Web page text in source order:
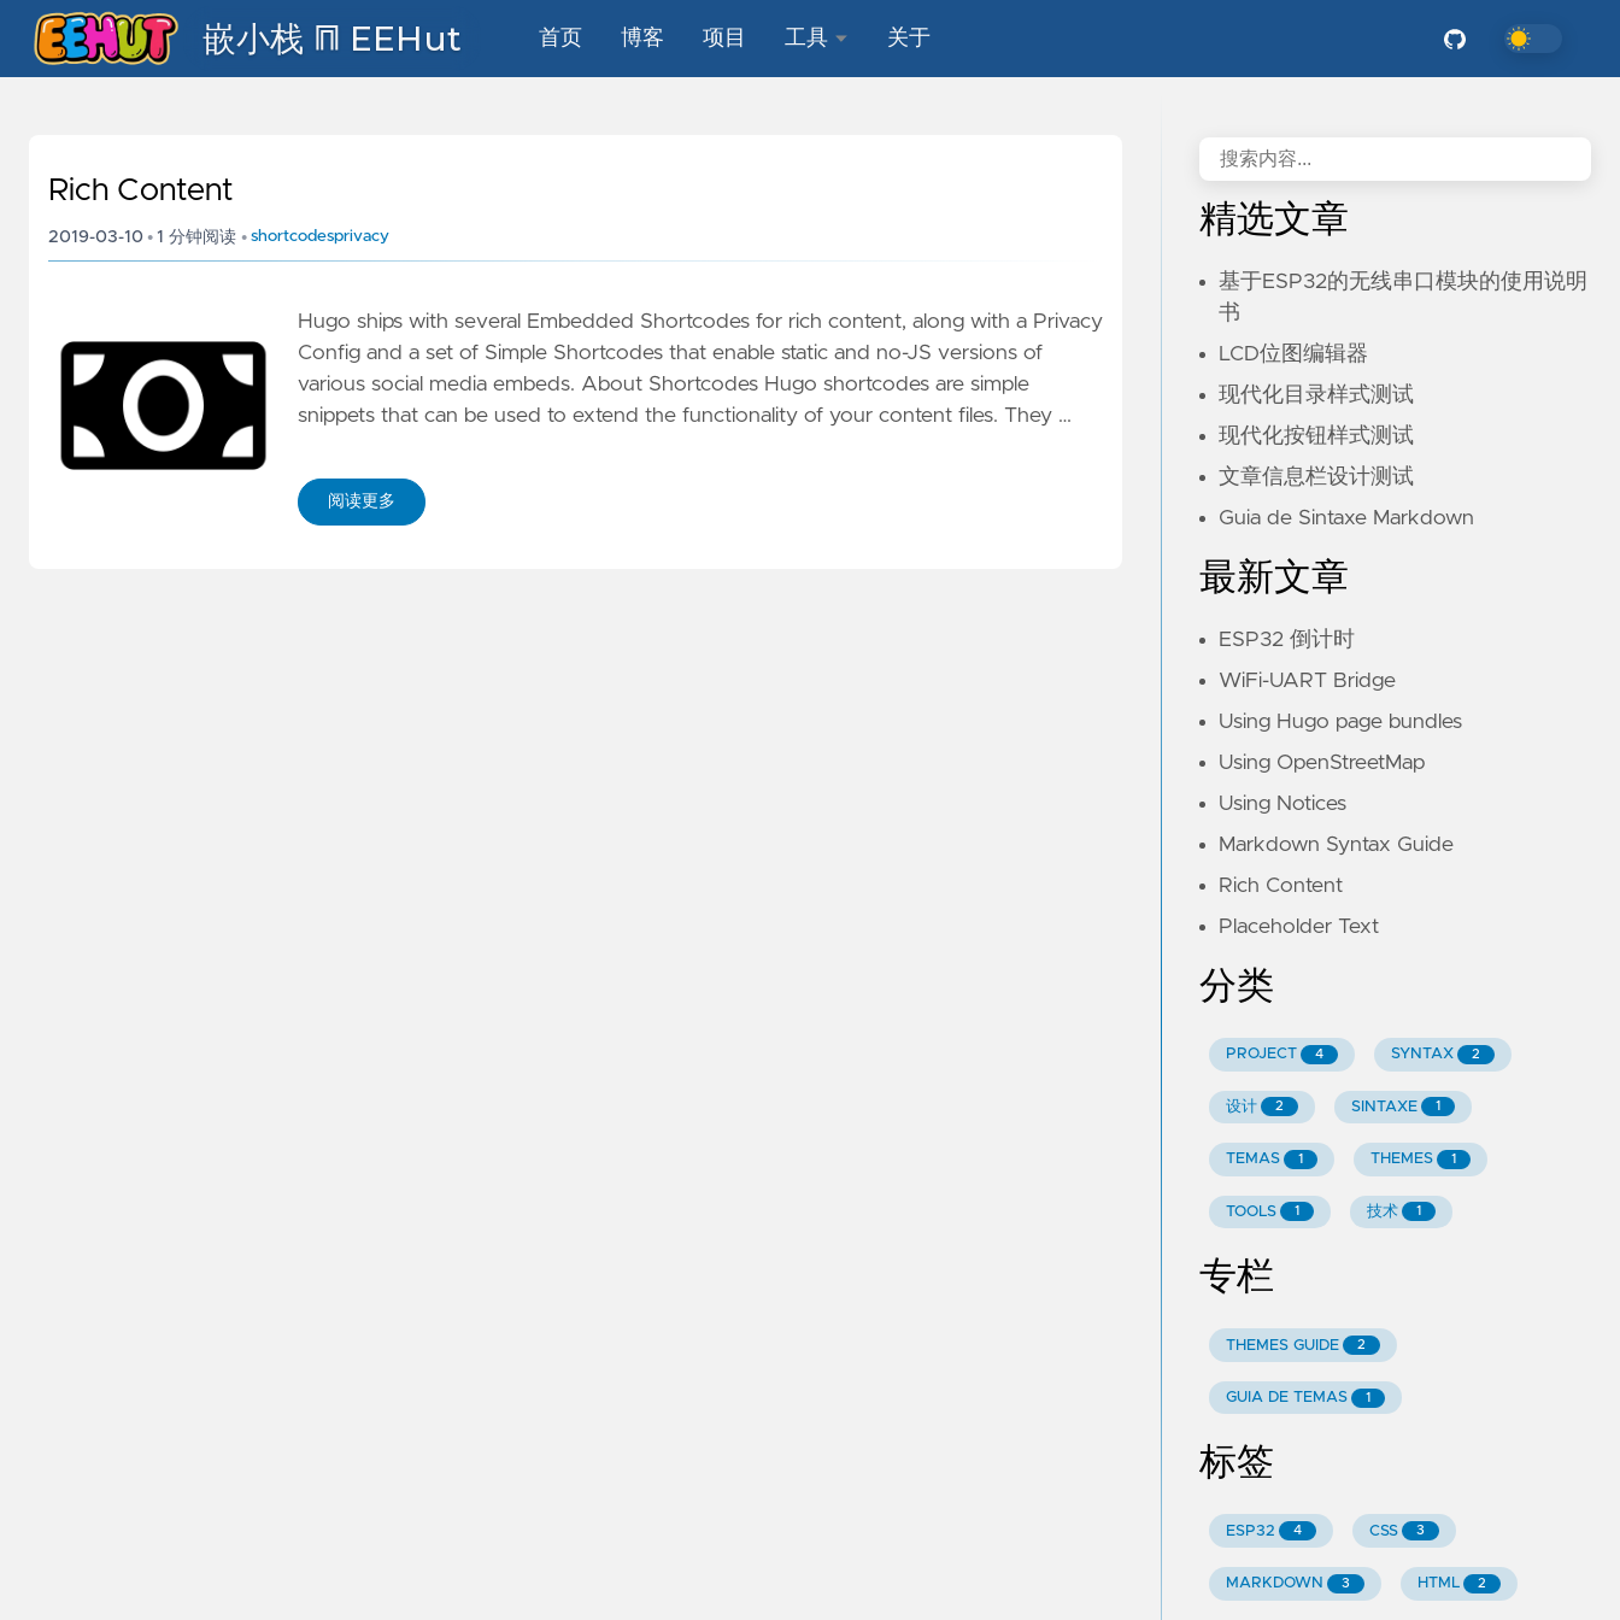
嵌小栈 ⩎ EEHut 首页 博客 项目 工具 关于
Rich Content
2019-03-10 • 1 分钟阅读 • shortcodesprivacy
Hugo ships with several Embedded Shortcodes for rich content, along with a Privacy
Config and a set of Simple Shortcodes that enable static and no-JS versions of
various social media embeds. About Shortcodes Hugo shortcodes are simple
snippets that can be used to extend the functionality of your content files. They …
阅读更多
精选文章
基于ESP32的无线串口模块的使用说明
书
LCD位图编辑器
现代化目录样式测试
现代化按钮样式测试
文章信息栏设计测试
Guia de Sintaxe Markdown
最新文章
ESP32 倒计时
WiFi-UART Bridge
Using Hugo page bundles
Using OpenStreetMap
Using Notices
Markdown Syntax Guide
Rich Content
Placeholder Text
分类
PROJECT 4 SYNTAX 2
设计 2 SINTAXE 1
TEMAS 1 THEMES 1
TOOLS 1 技术 1
专栏
THEMES GUIDE 2
GUIA DE TEMAS 1
标签
ESP32 4 CSS 3
MARKDOWN 3 HTML 2